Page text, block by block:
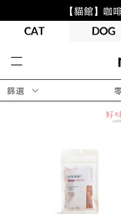
【貓館】咖
篩選